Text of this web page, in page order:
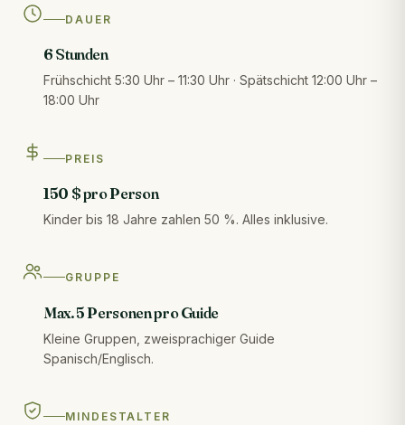
DAUER
6 Stunden
Frühschicht 5:30 Uhr – 11:30 Uhr · Spätschicht 12:00 Uhr –
18:00 Uhr
PREIS
150 $ pro Person
Kinder bis 18 Jahre zahlen 50 %. Alles inklusive.
GRUPPE
Max. 5 Personen pro Guide
Kleine Gruppen, zweisprachiger Guide
Spanisch/Englisch.
MINDESTALTER